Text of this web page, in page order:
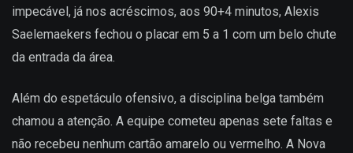
impecável, já nos acréscimos, aos 90+4 minutos, Alexis
Saelemaekers fechou o placar em 5 a 1 com um belo chute
da entrada da área.
Além do espetáculo ofensivo, a disciplina belga também
chamou a atenção. A equipe cometeu apenas sete faltas e
não recebeu nenhum cartão amarelo ou vermelho. A Nova